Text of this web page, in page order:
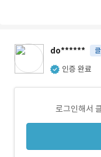
do******
인증 완료
로그인해서